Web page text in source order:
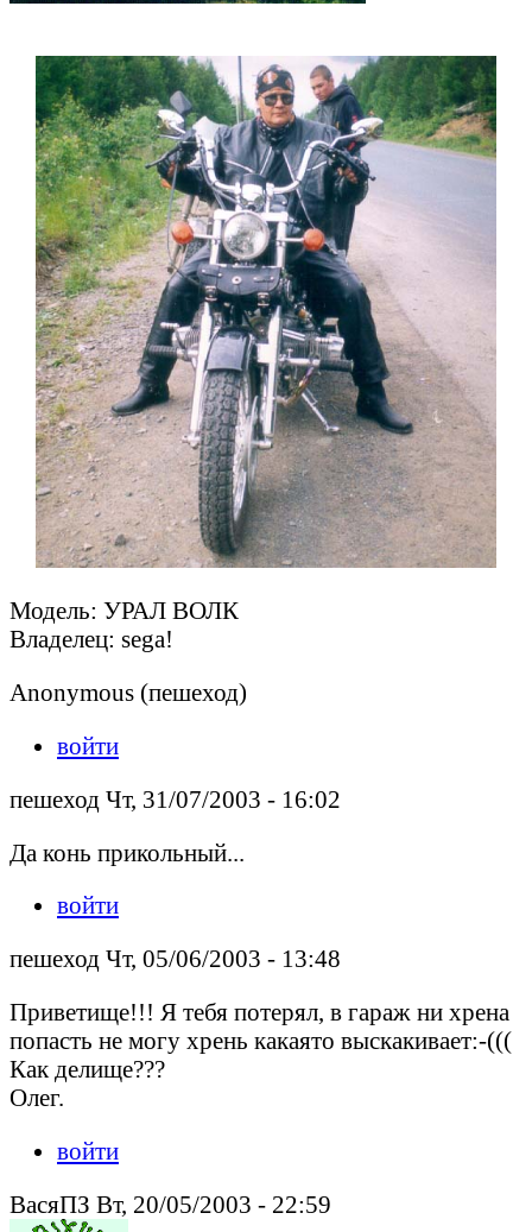
Модель: УРАЛ ВОЛК
Владелец: sega!
Anonymous (пешеход)
войти
пешеход Чт, 31/07/2003 - 16:02
Да конь прикольный...
войти
пешеход Чт, 05/06/2003 - 13:48
Приветище!!! Я тебя потерял, в гараж ни хрена
попасть не могу хрень какаято выскакивает:-(((
Как делище???
Олег.
войти
ВасяПЗ Вт, 20/05/2003 - 22:59